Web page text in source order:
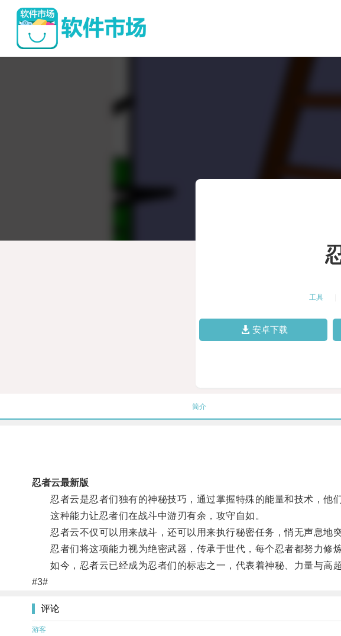
工具
安卓下载
简介
忍者云最新版
忍者云是忍者们独有的神秘技巧，通过掌握特殊的能量和技术，他
这种能力让忍者们在战斗中游刃有余，攻守自如。
忍者云不仅可以用来战斗，还可以用来执行秘密任务，悄无声息地突
忍者们将这项能力视为绝密武器，传承于世代，每个忍者都努力修炼
如今，忍者云已经成为忍者们的标志之一，代表着神秘、力量与高超
#3#
评论
游客